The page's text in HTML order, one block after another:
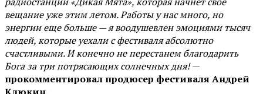
вещание уже этим летом. Работы у нас много, но
энергии еще больше — я воодушевлен эмоциями тысяч
людей, которые уехали с фестиваля абсолютно
счастливыми. И конечно не перестанем благодарить
Бога за три потрясающих солнечных дня!—
прокомментировал продюсер фестиваля Андрей